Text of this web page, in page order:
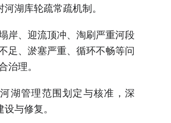
湖库轮疏常疏机制。
岸、迎流顶冲、淘刷严重河段
足、淤塞严重、循环不畅等问
理。
湖管理范围划定与核准，深
与修复。